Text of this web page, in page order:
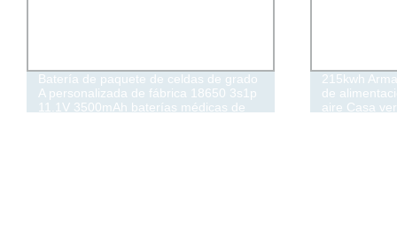
Batería de paquete de celdas de grado
A personalizada de fábrica 18650 3s1p
11.1V 3500mAh baterías médicas de
215kwh
de
aire Casa